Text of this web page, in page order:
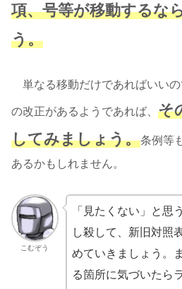
項、号等が移動するな
う。
単なる移動だけであればいい
の改正があるようであれば、 そ
してみましょう。条例等
あるかもしれません。
こむぞう
「見たくない」と思
し殺して、新旧対照
めていきましょう。
る箇所に気づいたら